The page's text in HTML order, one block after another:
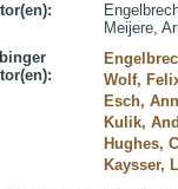
Meijere,
Wolf,
Esch,
Kulik,
Hughes,
Kaysser,